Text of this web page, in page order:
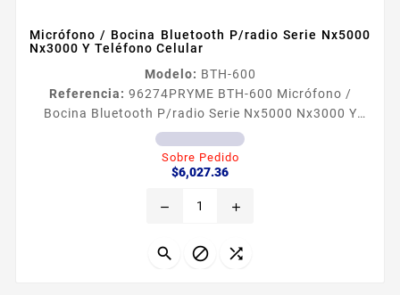
Micrófono / Bocina Bluetooth P/radio Serie Nx5000
Nx3000 Y Teléfono Celular
Modelo: BTH-600
Referencia: 96274PRYME BTH-600 Micrófono /
Bocina Bluetooth P/radio Serie Nx5000 Nx3000 Y
Teléfono Celular MICRÓFONO BOCINA BLUETOOTH
PRADIO SERIE NX5000 NX3000 Y TELÉFONO
CELULAR Micrófono con reducción de ruido Control
operación de hasta 10 metros Conector de
privacidad y seguridad Contesta sus llamadas
Sobre Pedido
$6,027.36Precio
remove add
  